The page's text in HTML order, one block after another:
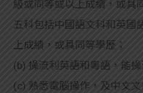
級或同等或以上成績，或具
五科包括中國語文科和英國
上成績，或具同等學歷；
(b) 操流利英語和粵語，能
(c) 熟悉電腦操作，及中文